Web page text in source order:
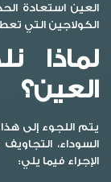
العين استعادة
الكولاجين التي
لماذا
العين؟
يتم اللجوء إلى
السوداء،
الإجراء فيما يلي: